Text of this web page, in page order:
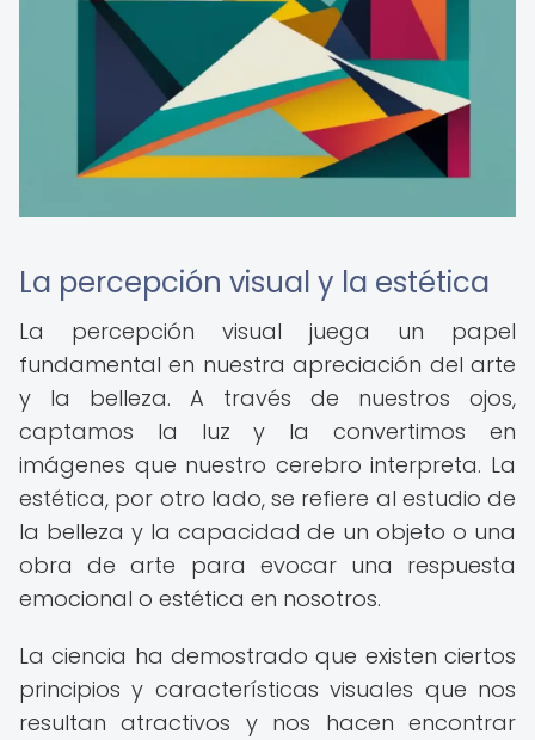
La percepción visual y la estética
La percepción visual juega un papel
fundamental en nuestra apreciación del arte
y la belleza. A través de nuestros ojos,
captamos la luz y la convertimos en
imágenes que nuestro cerebro interpreta. La
estética, por otro lado, se refiere al estudio de
la belleza y la capacidad de un objeto o una
obra de arte para evocar una respuesta
emocional o estética en nosotros.
La ciencia ha demostrado que existen ciertos
principios y características visuales que nos
resultan atractivos y nos hacen encontrar